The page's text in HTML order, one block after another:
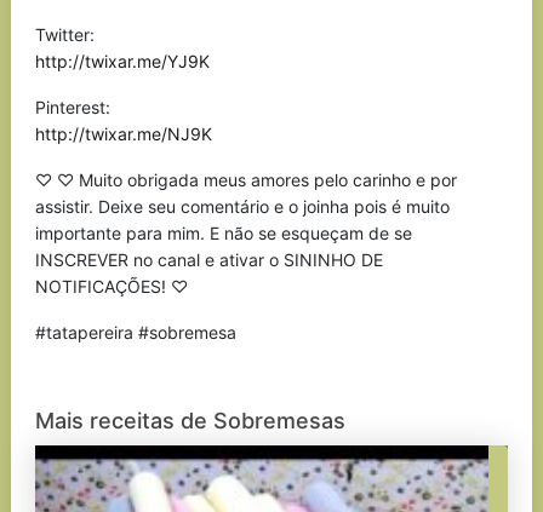
Twitter:
http://twixar.me/YJ9K
Pinterest:
http://twixar.me/NJ9K
♡ ♡ Muito obrigada meus amores pelo carinho e por
assistir. Deixe seu comentário e o joinha pois é muito
importante para mim. E não se esqueçam de se
INSCREVER no canal e ativar o SININHO DE
NOTIFICAÇÕES! ♡
#tatapereira #sobremesa
Mais receitas de Sobremesas